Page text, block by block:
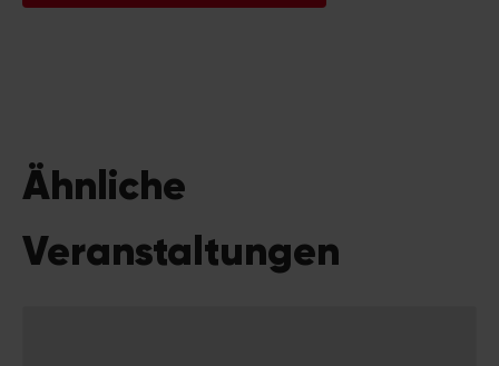
Ähnliche
Veranstaltungen